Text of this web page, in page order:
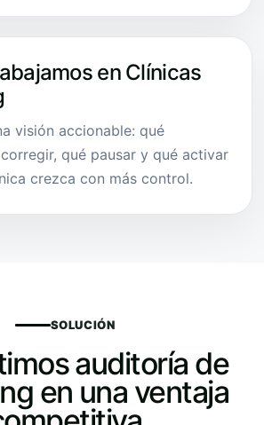
en Clínicas
visión accionable: qué
qué pausar y qué activar
crezca con más control.
SOLUCIÓN
auditoría de
en una ventaja